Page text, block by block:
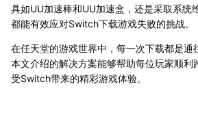
具如UU加速棒和UU加速盒，还是采取系统
都能有效应对Switch下载游戏失败的挑战。
在任天堂的游戏世界中，每一次下载都是通
本文介绍的解决方案能够帮助每位玩家顺利
受Switch带来的精彩游戏体验。